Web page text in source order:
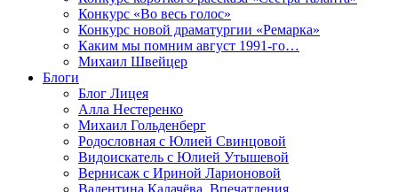
Конкурс «Во весь голос»
Конкурс новой драматургии «Ремарка»
Каким мы помним август 1991-го…
Михаил Швейцер
Блоги
Блог Лицея
Алла Нестеренко
Михаил Гольденберг
Родословная с Юлией Свинцовой
Видоискатель с Юлией Утышевой
Вернисаж с Ириной Ларионовой